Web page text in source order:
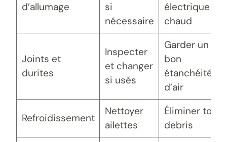
d’allumage
si
nécessaire
électrique à
chaud
Joints et
durites
Inspecter
et changer
si usés
Garder un
bon
étanchéité
d’air
Refroidissement
Nettoyer
ailettes
Éliminer tous
debris